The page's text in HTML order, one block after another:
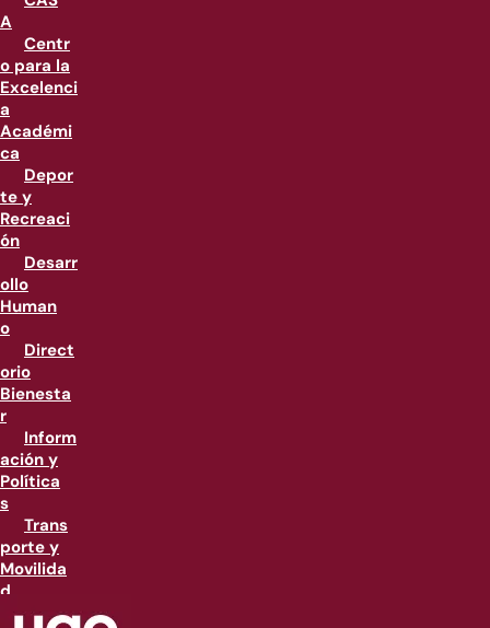
A
Centr
o para la
Excelenci
a
Académi
ca
Depor
te y
Recreaci
ón
Desarr
ollo
Human
o
Direct
orio
Bienesta
r
Inform
ación y
Política
s
Trans
porte y
Movilida
d